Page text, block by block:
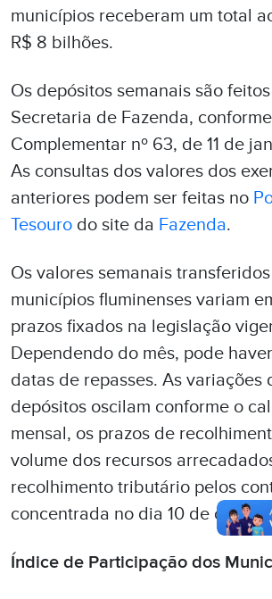
municípios receberam um total
R$ 8 bilhões.
Os depósitos semanais são
Secretaria de Fazenda,
Complementar nº 63, de 11 de
As consultas dos valores dos
anteriores podem ser feitas no
Tesouro do site da Fazenda.
Os valores semanais
municípios fluminenses variam
prazos fixados na legislação
Dependendo do mês, pode
datas de repasses. As variações
depósitos oscilam conforme o
mensal, os prazos de
volume dos recursos
recolhimento tributário pelos
concentrada no dia 10 de cada
Índice de Participação dos